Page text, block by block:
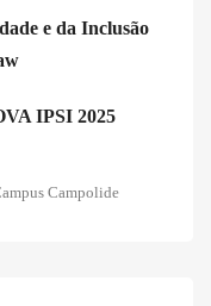
e da Inclusão
IPSI 2025
Campolide